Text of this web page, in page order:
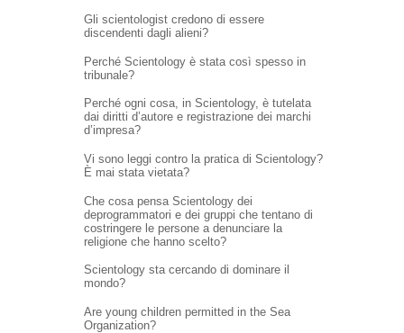
Gli scientologist credono di essere
discendenti dagli alieni?
Perché Scientology è stata così spesso in
tribunale?
Perché ogni cosa, in Scientology, è tutelata
dai diritti d’autore e registrazione dei marchi
d’impresa?
Vi sono leggi contro la pratica di Scientology?
È mai stata vietata?
Che cosa pensa Scientology dei
deprogrammatori e dei gruppi che tentano di
costringere le persone a denunciare la
religione che hanno scelto?
Scientology sta cercando di dominare il
mondo?
Are young children permitted in the Sea
Organization?